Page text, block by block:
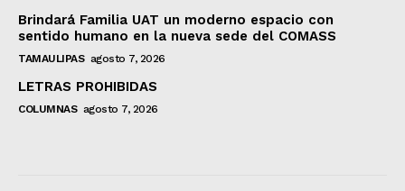
Brindará Familia UAT un moderno espacio con
sentido humano en la nueva sede del COMASS
TAMAULIPAS agosto 7, 2026
LETRAS PROHIBIDAS
COLUMNAS agosto 7, 2026